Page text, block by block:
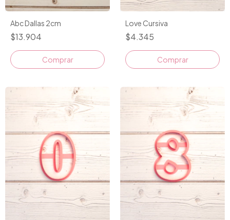
Abc Dallas 2cm
$13.904
Love Cursiva
$4.345
Comprar